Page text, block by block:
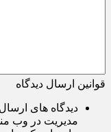
قوانین ارسال دیدگاه
دیدگاه های
مدیریت در وب